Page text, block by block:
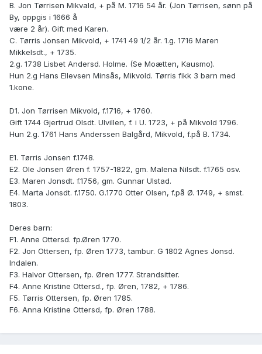
B. Jon Tørrisen Mikvald, + på M. 1716 54 år. (Jon Tørrisen, sønn på
By, oppgis i 1666 å
være 2 år). Gift med Karen.
C. Tørris Jonsen Mikvold, + 1741 49 1/2 år. 1.g. 1716 Maren
Mikkelsdt., + 1735.
2.g. 1738 Lisbet Andersd. Holme. (Se Moætten, Kausmo).
Hun 2.g Hans Ellevsen Minsås, Mikvold. Tørris fikk 3 barn med
1.kone.
D1. Jon Tørrisen Mikvold, f.1716, + 1760.
Gift 1744 Gjertrud Olsdt. Ulvillen, f. i U. 1723, + på Mikvold 1796.
Hun 2.g. 1761 Hans Anderssen Balgård, Mikvold, f.på B. 1734.
E1. Tørris Jonsen f.1748.
E2. Ole Jonsen Øren f. 1757-1822, gm. Malena Nilsdt. f.1765 osv.
E3. Maren Jonsdt. f.1756, gm. Gunnar Ulstad.
E4. Marta Jonsdt. f.1750. G.1770 Otter Olsen, f.på Ø. 1749, + smst.
1803.
Deres barn:
F1. Anne Ottersd. fp.Øren 1770.
F2. Jon Ottersen, fp. Øren 1773, tambur. G 1802 Agnes Jonsd.
Indalen.
F3. Halvor Ottersen, fp. Øren 1777. Strandsitter.
F4. Anne Kristine Ottersd., fp. Øren, 1782, + 1786.
F5. Tørris Ottersen, fp. Øren 1785.
F6. Anna Kristine Ottersd, fp. Øren 1788.